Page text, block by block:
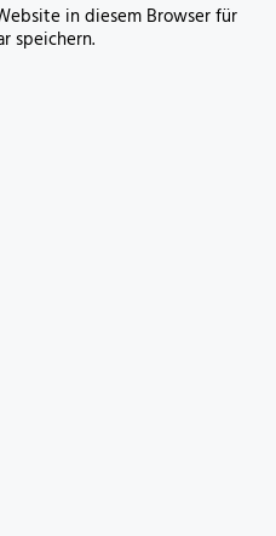
in diesem Browser für
speichern.